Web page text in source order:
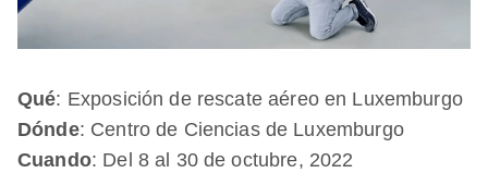
Qué: Exposición de rescate aéreo en Luxemburgo
Dónde: Centro de Ciencias de Luxemburgo
Cuando: Del 8 al 30 de octubre, 2022